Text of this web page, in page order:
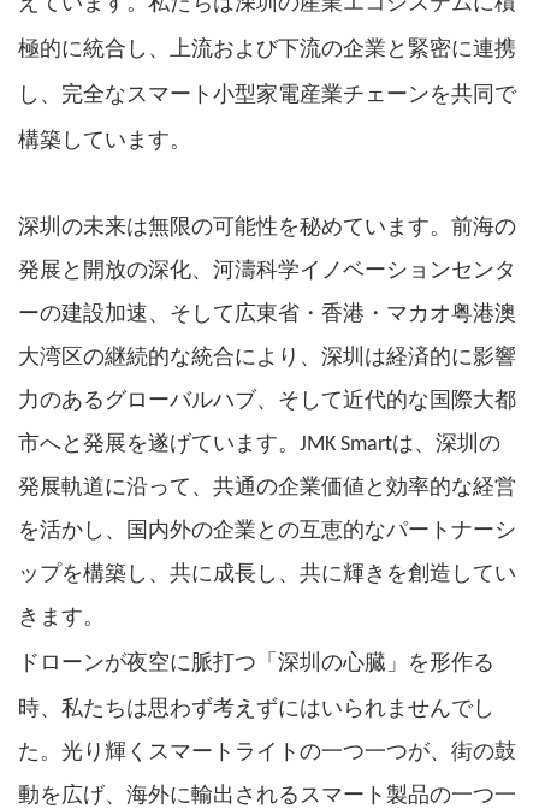
えています。 たち
の産業エコシステムに積
極的に統合し、上流および下流の企業と緊密に連携
し、完全なスマート小型家電産業チェーンを共同で
構築しています。
深圳の未来は無限の可能性を秘めています。前海の
発展と開放の深化、河濤科学イノベーションセンタ
ーの建設加速、そして広東省・香港・マカオ粤港澳
大湾区の継続的な統合により、深圳は経済的に影響
力のあるグローバルハブ、そして近代的な国際大都
市へと発展を遂げています。JMK Smartは、深圳の
発展軌道に沿って、共通の企業価値と効率的な経営
を活かし、国内外の企業との互恵的なパートナーシ
ップを構築し、共に成長し、共に輝きを創造してい
きます。
ドローンが夜空に脈打つ 「 深圳の心臓 」 を形作る
時、私たちは思わず考えずにはいられませんでし
た。光り輝くスマートライトの一つ一つが、街の鼓
動を広げ、海外に輸出されるスマート製品の一つ一